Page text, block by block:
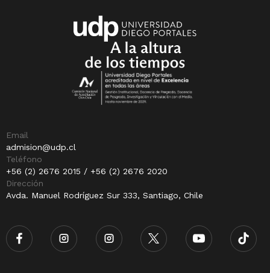
Email
admision@udp.cl
Teléfono
+56 (2) 2676 2015 / +56 (2) 2676 2020
Dirección
Avda. Manuel Rodríguez Sur 333, Santiago, Chile